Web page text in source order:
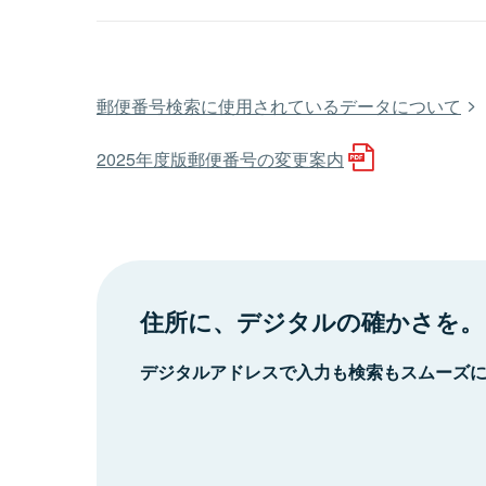
郵便番号検索に使用されているデータについて
2025年度版郵便番号の変更案内
住所に、デジタルの確かさを。
デジタルアドレスで入力も検索もスムーズ